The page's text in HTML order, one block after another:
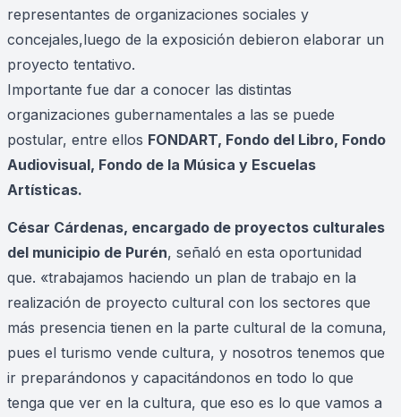
representantes de organizaciones sociales y
concejales,luego de la exposición debieron elaborar un
proyecto tentativo.
Importante fue dar a conocer las distintas
organizaciones gubernamentales a las se puede
postular, entre ellos FONDART, Fondo del Libro, Fondo
Audiovisual, Fondo de la Música y Escuelas
Artísticas.
César Cárdenas, encargado de proyectos culturales
del municipio de Purén, señaló en esta oportunidad
que. «trabajamos haciendo un plan de trabajo en la
realización de proyecto cultural con los sectores que
más presencia tienen en la parte cultural de la comuna,
pues el turismo vende cultura, y nosotros tenemos que
ir preparándonos y capacitándonos en todo lo que
tenga que ver en la cultura, que eso es lo que vamos a